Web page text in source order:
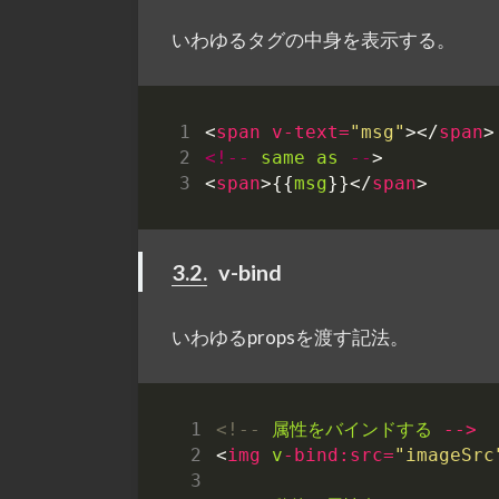
いわゆるタグの中身を表示する。
<span v-text="msg"></span>
<!--
same as -->
<span>{{msg}}</span>
3.2. v-bind
いわゆるpropsを渡す記法。
<!-- 属性をバインドする
-->
<img v-bind:src=